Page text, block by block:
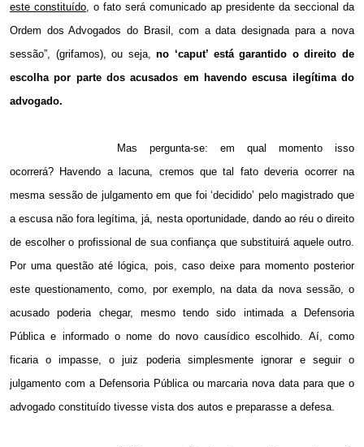
este constituído, o fato será comunicado ap presidente da seccional da
Ordem dos Advogados do Brasil, com a data designada para a nova
sessão”, (grifamos), ou seja,no ‘caput’ está garantido o direito de
escolha por parte dos acusados em havendo escusa ilegítima do
advogado.
Mas pergunta-se: em qual momento isso
ocorrerá? Havendo a lacuna, cremos que tal fato deveria ocorrer na
mesma sessão de julgamento em que foi ‘decidido’ pelo magistrado que
a escusa não fora legítima, já, nesta oportunidade, dando ao réu o direito
de escolher o profissional de sua confiança que substituirá aquele outro.
Por uma questão até lógica, pois, caso deixe para momento posterior
este questionamento, como, por exemplo, na data da nova sessão, o
acusado poderia chegar, mesmo tendo sido intimada a Defensoria
Pública e informado o nome do novo causídico escolhido. Aí, como
ficaria o impasse, o juiz poderia simplesmente ignorar e seguir o
julgamento com a Defensoria Pública ou marcaria nova data para que o
advogado constituído tivesse vista dos autos e preparasse a defesa.